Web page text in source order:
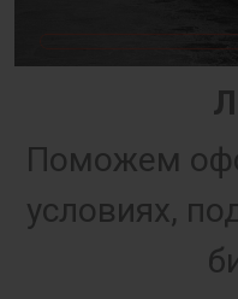
Поможем
условиях,